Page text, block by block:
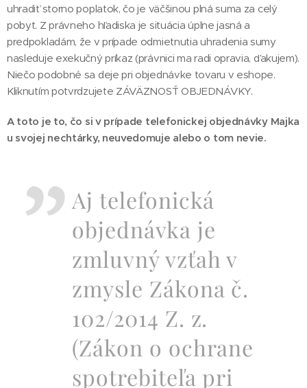
uhradiť storno poplatok, čo je väčšinou plná suma za celý
pobyt. Z právneho hľadiska je situácia úplne jasná a
predpokladám, že v prípade odmietnutia uhradenia sumy
nasleduje exekučný príkaz (právnici ma radi opravia, ďakujem).
Niečo podobné sa deje pri objednávke tovaru v eshope.
Kliknutím potvrdzujete ZÁVÄZNOSŤ OBJEDNÁVKY.
A toto je to, čo si v prípade telefonickej objednávky Majka
u svojej nechtárky, neuvedomuje alebo o tom nevie.
Aj telefonická
objednávka je
zmluvný vzťah v
zmysle Zákona č.
102/2014 Z. z.
(Zákon o ochrane
spotrebiteľa pri